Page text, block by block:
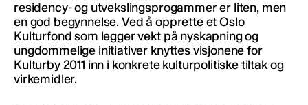
residency- og utvekslingsprogammer er liten, men
en god begynnelse. Ved å opprette et Oslo
Kulturfond som legger vekt på nyskapning og
ungdommelige initiativer knyttes visjonene for
Kulturby 2011 inn i konkrete kulturpolitiske tiltak og
virkemidler.